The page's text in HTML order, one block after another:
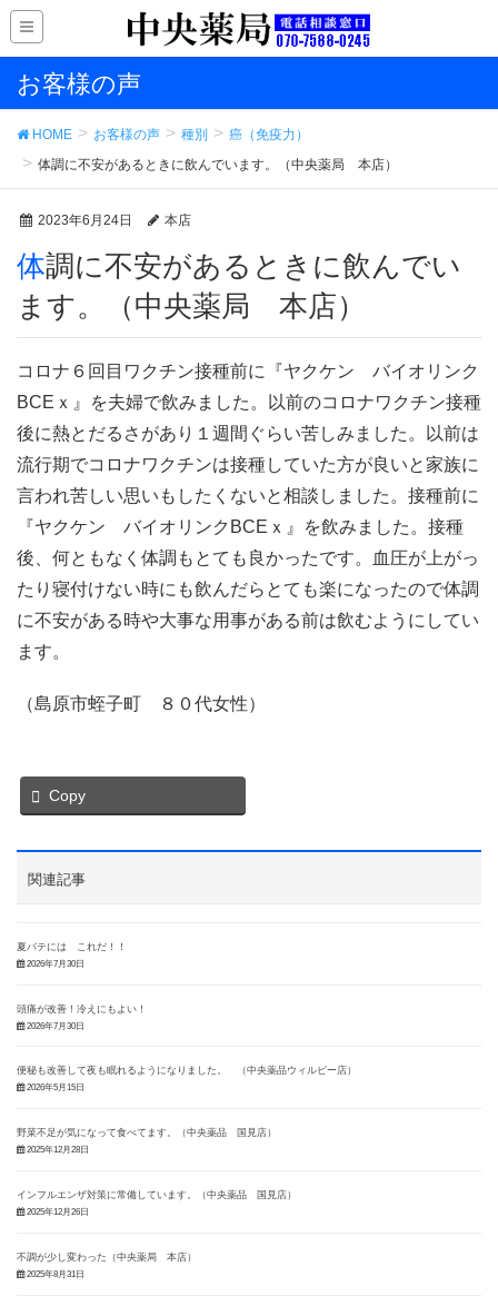
お客様の声
HOME お客様の声 種別
癌（免疫力）
体調に不安があるときに飲んでいます。（中央薬局 本店）
2023年6月24日 本店
体調に不安があるときに飲んでい
ます。（中央薬局 本店）
コロナ６回目ワクチン接種前に『ヤクケン バイオリンク
BCEｘ』を夫婦で飲みました。以前のコロナワクチン接種
後に熱とだるさがあり１週間ぐらい苦しみました。以前は
流行期でコロナワクチンは接種していた方が良いと家族に
言われ苦しい思いもしたくないと相談しました。接種前に
『ヤクケン バイオリンクBCEｘ』を飲みました。接種
後、何ともなく体調もとても良かったです。血圧が上がっ
たり寝付けない時にも飲んだらとても楽になったので体調
に不安がある時や大事な用事がある前は飲むようにしてい
ます。
（島原市蛭子町 ８０代女性）
Copy
関連記事
夏バテには これだ！！
2026年7月30日
頭痛が改善！冷えにもよい！
2026年7月30日
便秘も改善して夜も眠れるようになりました。 （中央薬品ウィルビー店）
2026年5月15日
野菜不足が気になって食べてます。（中央薬品 国見店）
2025年12月28日
インフルエンザ対策に常備しています。（中央薬品 国見店）
2025年12月26日
不調が少し変わった（中央薬局 本店）
2025年8月31日